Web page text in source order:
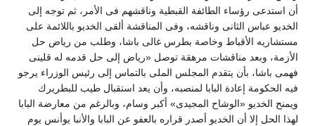
أن استدعى رؤساء الطائفة القبطية وناقشهم فى الأمر، ثم توجه إلى
الخديو عباس الثانى وناقشه، وفى المناقشة ألقى الخديو باللائمة على
مستشاريه الأقباط وخاصة بطرس غالى باشا، وطلب من رياض حل
الأزمة، وبعد مناقشات مرهقة توصل «رياض إلى حل قدمه له قلينى
فهمى باشا، بأن يتقدم المجلس الملى بالتماس إلى رئيس الوزراء يرجو
فيه الحكومة إعادة البابا لمنصبه، وأن يعد استقبال طيب للبطريرك
ويمنح الخديو «الوشاح المجيدى» أكبر وسام، وبالرغم من معارضة البابا
لهذا الحل إلا أن الخديو أصدر قراره بالعفو عن البابا والأنبا يوأنس يوم